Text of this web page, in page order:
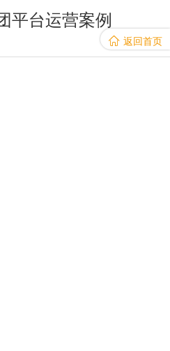
平台运营案例
 返回首页